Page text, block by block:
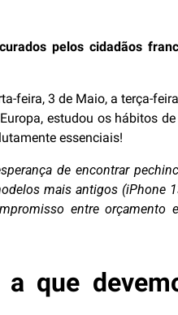
pelos cidadãos
feira, 3 de Maio, a terça-
estudou os hábitos
essenciais!
de encontrar
mais antigos (iPhone
entre orçamento
que